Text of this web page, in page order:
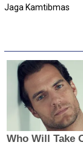
Jaga Kamtibmas